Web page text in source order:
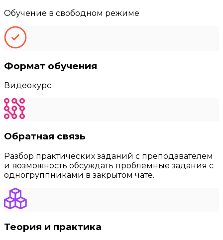
Обучение в свободном режиме
Формат обучения
Видеокурс
Обратная связь
Разбор практических заданий с преподавателем
и возможность обсуждать проблемные задания с
одногруппниками в закрытом чате.
Теория и практика